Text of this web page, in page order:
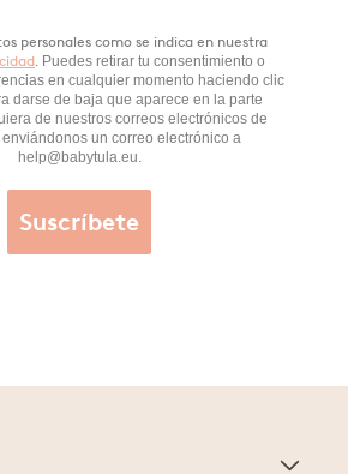
personales como se indica en nuestra
. Puedes retirar tu consentimiento o
en cualquier momento haciendo clic
darse de baja que aparece en la parte
de nuestros correos electrónicos de
un correo electrónico a
help@babytula.eu.
Suscríbete